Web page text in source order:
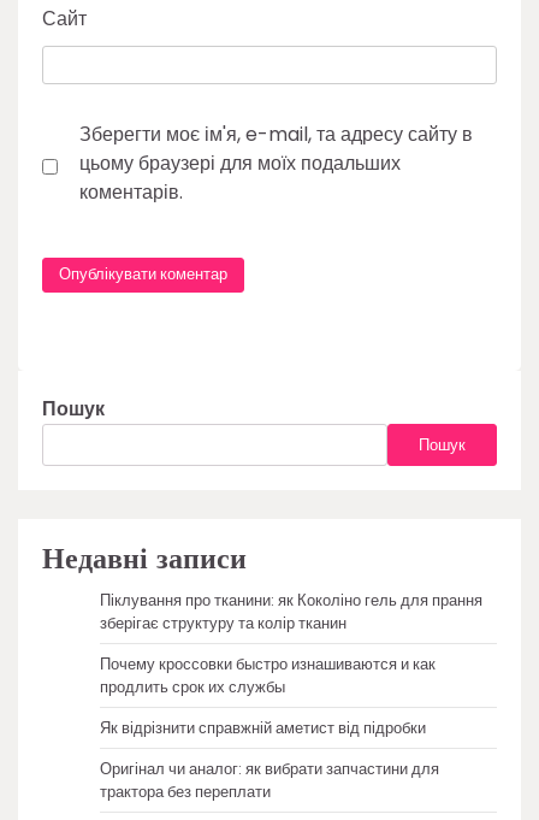
Сайт
Зберегти моє ім'я, e-mail, та адресу сайту в
цьому браузері для моїх подальших
коментарів.
Пошук
Пошук
Недавні записи
Піклування про тканини: як Коколіно гель для прання
зберігає структуру та колір тканин
Почему кроссовки быстро изнашиваются и как
продлить срок их службы
Як відрізнити справжній аметист від підробки
Оригінал чи аналог: як вибрати запчастини для
трактора без переплати